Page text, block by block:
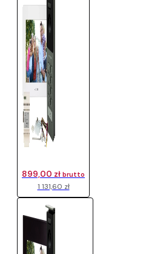
1 131,60 zł
899,00 zł brutto